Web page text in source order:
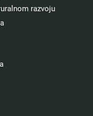
razvoju